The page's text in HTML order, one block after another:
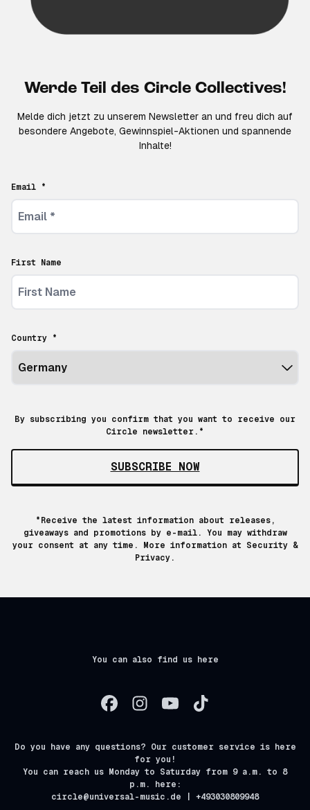
Werde Teil des Circle Collectives!
Melde dich jetzt zu unserem Newsletter an und freu dich auf
besondere Angebote, Gewinnspiel-Aktionen und spannende
Inhalte!
Email *
First Name
Country *
By subscribing you confirm that you want to receive our
Circle newsletter.*
SUBSCRIBE NOW
*Receive the latest information about releases,
giveaways and promotions by e-mail. You may withdraw
your consent at any time. More information at
Security &
Privacy.
You can also find us here
Do you have any questions? Our customer service is here
for you!
You can reach us Monday to Saturday from 9 a.m. to 8
p.m. here:
circle@universal-music.de | +493030809948